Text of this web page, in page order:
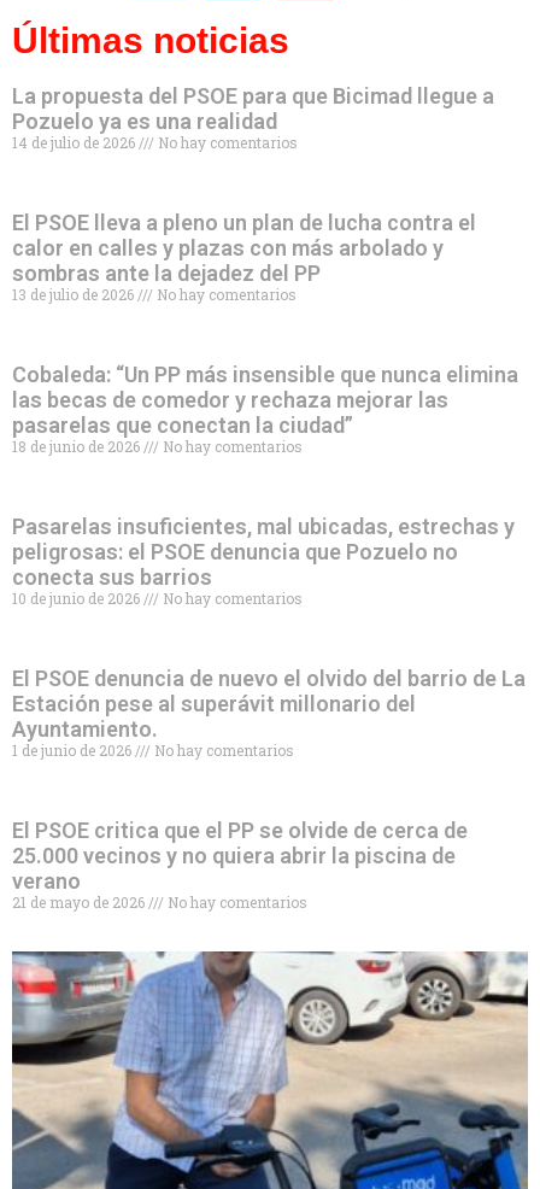
Últimas noticias
La propuesta del PSOE para que Bicimad llegue a
Pozuelo ya es una realidad
14 de julio de 2026 No hay comentarios
El PSOE lleva a pleno un plan de lucha contra el
calor en calles y plazas con más arbolado y
sombras ante la dejadez del PP
13 de julio de 2026 No hay comentarios
Cobaleda: “Un PP más insensible que nunca elimina
las becas de comedor y rechaza mejorar las
pasarelas que conectan la ciudad”
18 de junio de 2026 No hay comentarios
Pasarelas insuficientes, mal ubicadas, estrechas y
peligrosas: el PSOE denuncia que Pozuelo no
conecta sus barrios
10 de junio de 2026 No hay comentarios
El PSOE denuncia de nuevo el olvido del barrio de La
Estación pese al superávit millonario del
Ayuntamiento.
1 de junio de 2026 No hay comentarios
El PSOE critica que el PP se olvide de cerca de
25.000 vecinos y no quiera abrir la piscina de
verano
21 de mayo de 2026 No hay comentarios